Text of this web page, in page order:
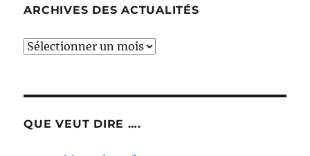
ARCHIVES DES ACTUALITÉS
Archives
QUE VEUT DIRE ….